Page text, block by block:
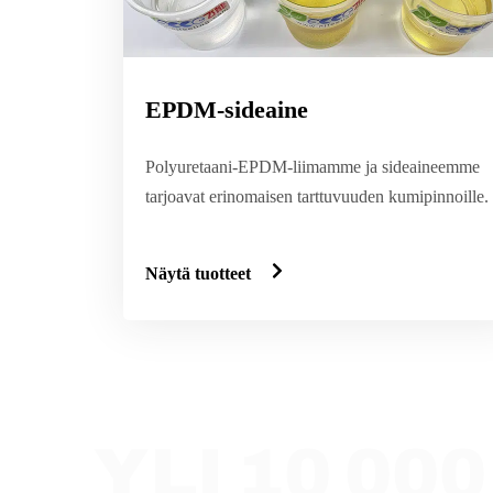
EPDM-sideaine
Polyuretaani-EPDM-liimamme ja sideaineemme
tarjoavat erinomaisen tarttuvuuden kumipinnoille.
Näytä tuotteet